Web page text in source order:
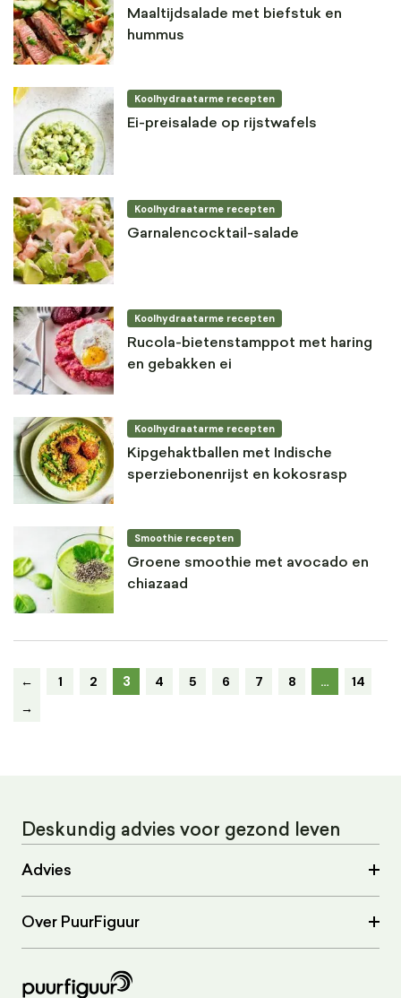
Maaltijdsalade met biefstuk en
hummus
Koolhydraatarme recepten
Ei-preisalade op rijstwafels
Koolhydraatarme recepten
Garnalencocktail-salade
Koolhydraatarme recepten
Rucola-bietenstamppot met haring
en gebakken ei
Koolhydraatarme recepten
Kipgehaktballen met Indische
sperziebonenrijst en kokosrasp
Smoothie recepten
Groene smoothie met avocado en
chiazaad
← 1 2 3 4 5 6 7 8 …
14
→
Deskundig advies voor gezond leven
Advies
Over PuurFiguur